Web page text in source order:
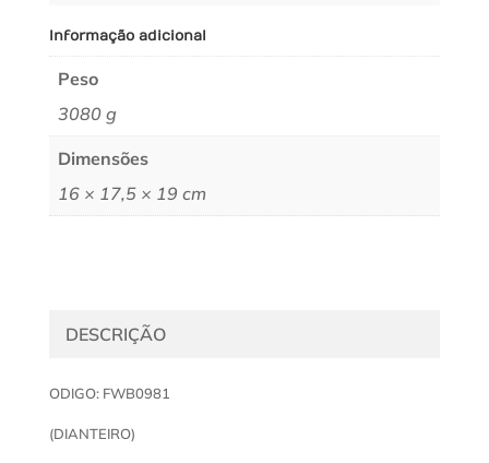
Informação adicional
Peso
3080 g
Dimensões
16 × 17,5 × 19 cm
DESCRIÇÃO
ODIGO: FWB0981
(DIANTEIRO)